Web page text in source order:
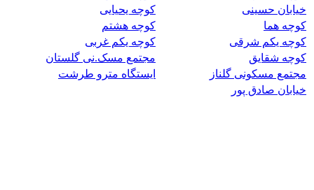
خیابان حسینی
کوچه یحیایی
کوچه هما
کوچه هشتم
کوچه یکم شرقی
کوچه یکم غربی
کوچه شقایق
مجتمع مسک.نی گلستان
مجتمع مسکونی گلناز
ایستگاه مترو طرشت
خیابان صادق پور